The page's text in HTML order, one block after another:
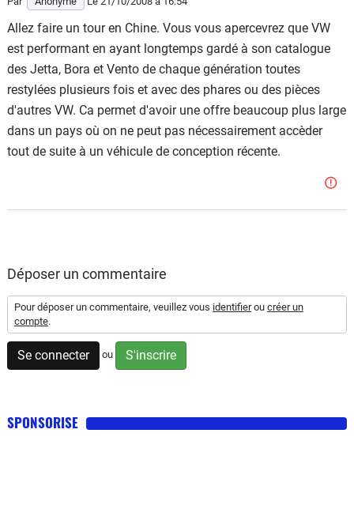
Allez faire un tour en Chine. Vous vous apercevrez que VW
est performant en ayant longtemps gardé à son catalogue
des Jetta, Bora et Vento de chaque génération toutes
restylées plusieurs fois et avec des phares ou des pièces
d'autres VW. Ca permet d'avoir une offre beaucoup plus large
dans un pays où on ne peut pas nécessairement accèder
tout de suite à un véhicule de conception récente.
Déposer un commentaire
Pour déposer un commentaire, veuillez vous identifierou créer un
compte.
Se connecter ou S'inscrire
SPONSORISE